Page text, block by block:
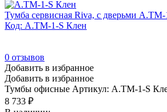
Тумба сервисная Riva, с дверьми А.ТМ-
Код: А.ТМ-1-S Клен
0 отзывов
Добавить в избранное
Добавить в избранное
Тумбы офисные Артикул: А.ТМ-1-S
8 733 ₽